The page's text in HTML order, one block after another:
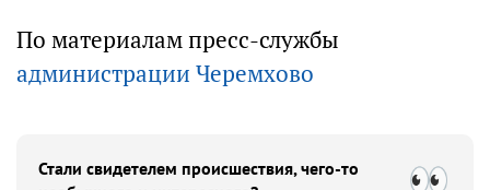
По материалам пресс-службы
администрации Черемхово
Стали свидетелем происшествия, чего-то